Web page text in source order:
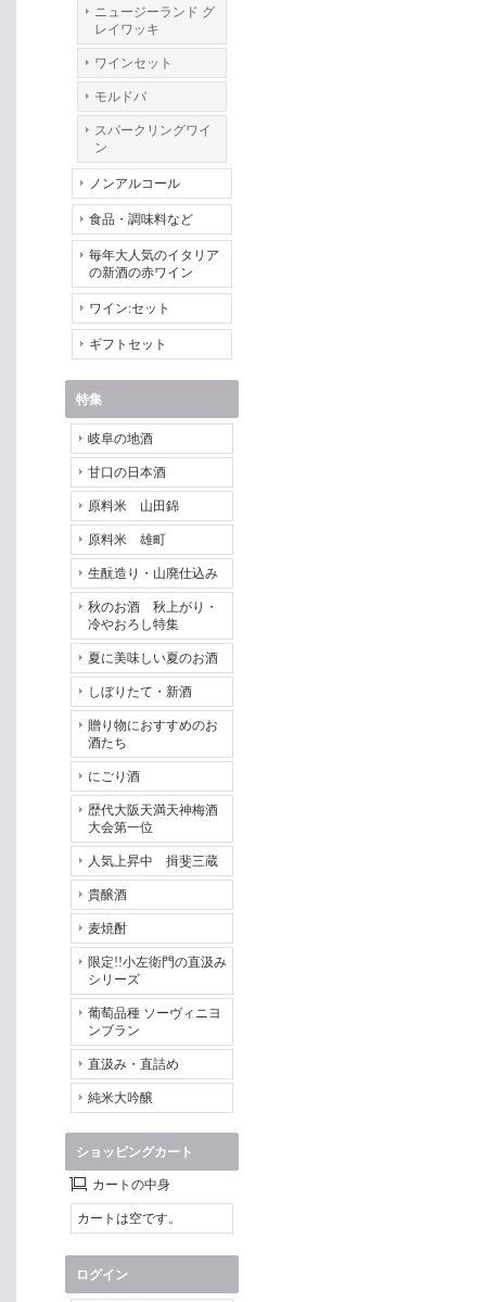
ニュージーランド グ
レイワッキ
ワインセット
モルドバ
スパークリングワイ
ン
ノンアルコール
食品・調味料など
毎年大人気のイタリア
の新酒の赤ワイン
ワイン:セット
ギフトセット
特集
岐阜の地酒
甘口の日本酒
原料米 山田錦
原料米 雄町
生酛造り・山廃仕込み
秋のお酒 秋上がり・
冷やおろし特集
夏に美味しい夏のお酒
しぼりたて・新酒
贈り物におすすめのお
酒たち
にごり酒
歴代大阪天満天神梅酒
大会第一位
人気上昇中 揖斐三蔵
貴醸酒
麦焼酎
限定!!小左衛門の直汲み
シリーズ
葡萄品種 ソーヴィニヨ
ンブラン
直汲み・直詰め
純米大吟醸
ショッピングカート
カートの中身
カートは空です。
ログイン